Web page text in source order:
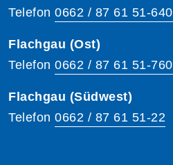
Telefon 0662 / 87 61 51-640
Flachgau (Ost)
Telefon 0662 / 87 61 51-760
Flachgau (Südwest)
Telefon 0662 / 87 61 51-22